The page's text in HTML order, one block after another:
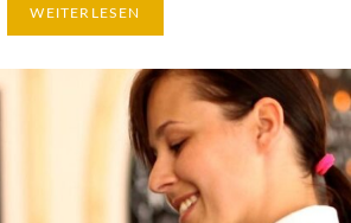
WEITERLESEN